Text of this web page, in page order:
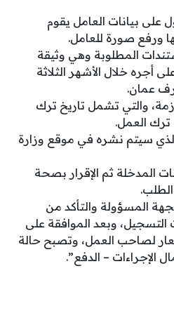
بيانات العامل يقوم
ورفع صورة للعامل.
المطلوبة وهي وثيقة
أجره خلال الأشهر الثلاثة
عمان.
والتي تشمل تاريخ ترك
العمل.
الذي سيتم نشره في موقع وزارة
المدخلة ثم الإقرار بصحة
المسؤولة والتأكد من
وبعد الموافقة على
لصاحب العمل، وتصبح حالة
الإجراءات – الدفع”.